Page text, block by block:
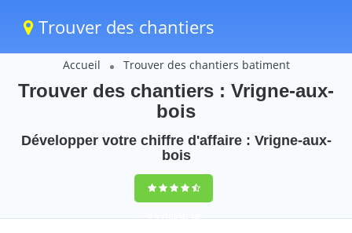
Trouver des chantiers
Accueil Trouver des chantiers batiment
Trouver des chantiers : Vrigne-aux-
bois
Développer votre chiffre d'affaire : Vrigne-aux-
bois
9,5(100%)48